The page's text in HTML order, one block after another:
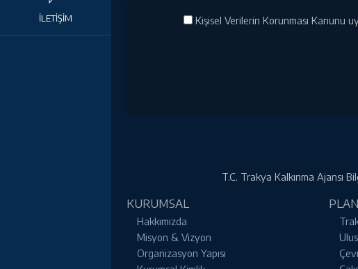
İLETİŞİM Kişisel Verilerin Korunması Kanunu
T.C. Trakya Kalkınma Ajansı
KURUMSAL
Hakkımızda
Misyon & Vizyon
Organizasyon Yapısı